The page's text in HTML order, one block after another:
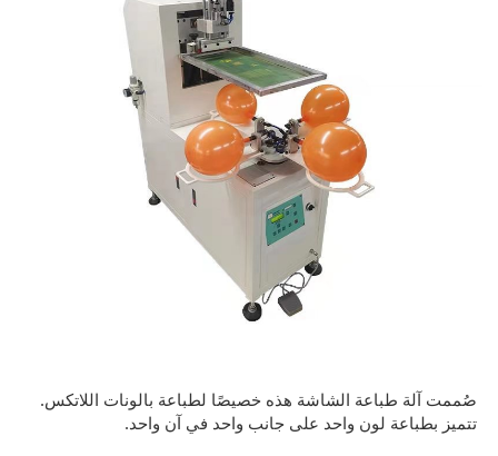
صُممت آلة طباعة الشاشة هذه خصيصًا لطباعة بالونات اللاتكس.
تتميز بطباعة لون واحد على جانب واحد في آن واحد.